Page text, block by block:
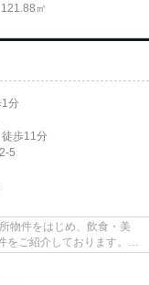
㎡
1分
徒歩11分
5
物件をはじめ、飲食・美
ご紹介しております。